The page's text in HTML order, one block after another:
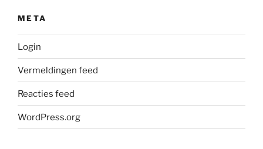
META
Login
Vermeldingen feed
Reacties feed
WordPress.org